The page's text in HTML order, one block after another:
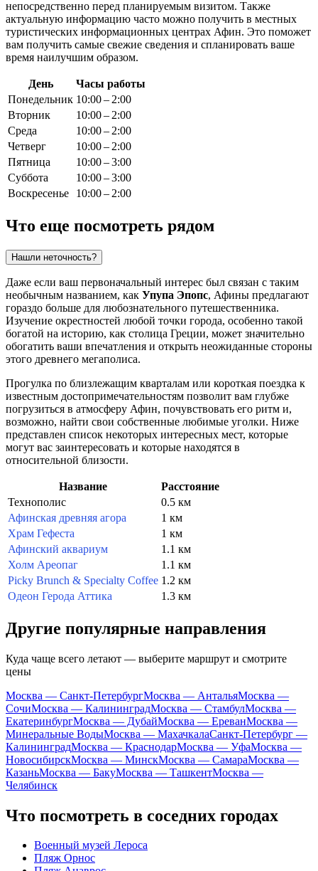
непосредственно перед планируемым визитом. Также
актуальную информацию часто можно получить в местных
туристических информационных центрах Афин. Это поможет
вам получить самые свежие сведения и спланировать ваше
время наилучшим образом.
День
Часы работы
Понедельник 10:00 – 2:00
Вторник
10:00 – 2:00
Среда
10:00 – 2:00
Четверг
10:00 – 2:00
Пятница
10:00 – 3:00
Суббота
10:00 – 3:00
Воскресенье
10:00 – 2:00
Что еще посмотреть рядом
Нашли неточность?
Даже если ваш первоначальный интерес был связан с таким
необычным названием, как Упупа Эпопс, Афины предлагают
гораздо больше для любознательного путешественника.
Изучение окрестностей любой точки города, особенно такой
богатой на историю, как столица Греции, может значительно
обогатить ваши впечатления и открыть неожиданные стороны
этого древнего мегаполиса.
Прогулка по близлежащим кварталам или короткая поездка к
известным достопримечательностям позволит вам глубже
погрузиться в атмосферу Афин, почувствовать его ритм и,
возможно, найти свои собственные любимые уголки. Ниже
представлен список некоторых интересных мест, которые
могут вас заинтересовать и которые находятся в
относительной близости.
Название
Расстояние
Технополис
0.5 км
Афинская древняя агора
1 км
Храм Гефеста
1 км
Афинский аквариум
1.1 км
Холм Ареопаг
1.1 км
Picky Brunch & Specialty Coffee 1.2 км
Одеон Герода Аттика
1.3 км
Другие популярные направления
Куда чаще всего летают — выберите маршрут и смотрите
цены
Москва — Санкт-ПетербургМосква — АнтальяМосква —
СочиМосква — КалининградМосква — СтамбулМосква —
ЕкатеринбургМосква — ДубайМосква — ЕреванМосква —
Минеральные ВодыМосква — МахачкалаСанкт-Петербург —
КалининградМосква — КраснодарМосква — УфаМосква —
НовосибирскМосква — МинскМосква — СамараМосква —
КазаньМосква — БакуМосква — ТашкентМосква —
Челябинск
Что посмотреть в соседних городах
Военный музей Лероса
Пляж Орнос